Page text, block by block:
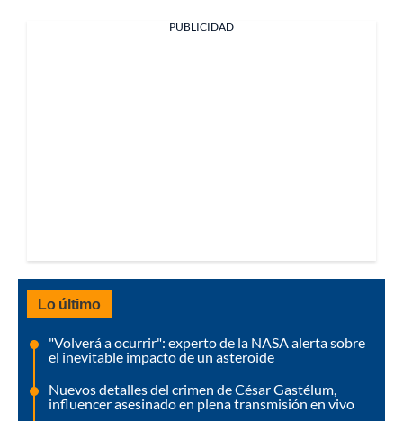
PUBLICIDAD
Lo último
"Volverá a ocurrir": experto de la NASA alerta sobre
el inevitable impacto de un asteroide
Nuevos detalles del crimen de César Gastélum,
influencer asesinado en plena transmisión en vivo